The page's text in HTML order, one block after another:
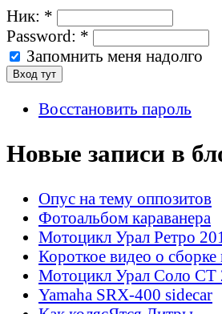
Ник: *
Password: *
Запомнить меня надолго
Восстановить пароль
Новые записи в
Опус на тему оппозитов
Фотоальбом караванера
Мотоцикл Урал Ретро
Короткое видео о сборке
Мотоцикл Урал Соло СТ
Yamaha SRX-400 sidecar